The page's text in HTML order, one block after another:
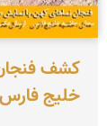
کشف
خلیج فارس